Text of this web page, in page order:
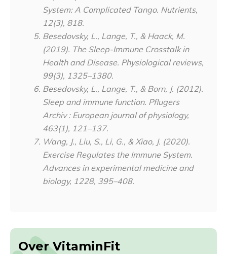
System: A Complicated Tango. Nutrients,
12(3), 818.
Besedovsky, L., Lange, T., & Haack, M.
(2019). The Sleep-Immune Crosstalk in
Health and Disease. Physiological reviews,
99(3), 1325–1380.
Besedovsky, L., Lange, T., & Born, J. (2012).
Sleep and immune function. Pflugers
Archiv : European journal of physiology,
463(1), 121–137.
Wang, J., Liu, S., Li, G., & Xiao, J. (2020).
Exercise Regulates the Immune System.
Advances in experimental medicine and
biology, 1228, 395–408.
Over VitaminFit